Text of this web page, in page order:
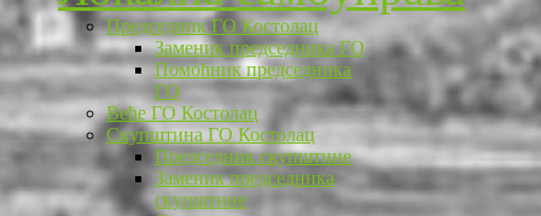
Председник ГО Костолац
Заменик председника ГО
Помоћник председника
ГО
Веће ГО Костолац
Скупштина ГО Костолац
Председник скупштине
Заменик председника
скупштине